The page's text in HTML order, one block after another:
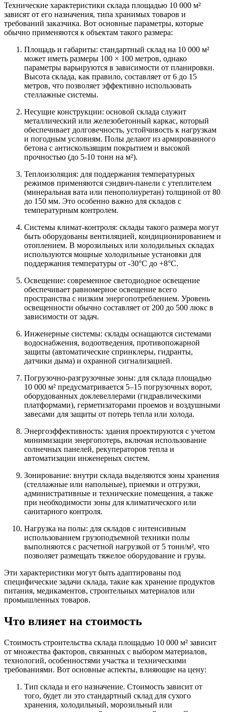
Технические характеристики склада площадью 10 000 м²
зависят от его назначения, типа хранимых товаров и
требований заказчика. Вот основные параметры, которые
обычно применяются к объектам такого размера:
Площадь и габариты: стандартный склад на 10 000 м²
может иметь размеры 100 × 100 метров, однако
параметры варьируются в зависимости от планировки.
Высота склада, как правило, составляет от 6 до 15
метров, что позволяет эффективно использовать
стеллажные системы.
Несущие конструкции: основой склада служит
металлический или железобетонный каркас, который
обеспечивает долговечность, устойчивость к нагрузкам
и погодным условиям. Полы делают из армированного
бетона с антискользящим покрытием и высокой
прочностью (до 5-10 тонн на м²).
Теплоизоляция: для поддержания температурных
режимов применяются сэндвич-панели с утеплителем
(минеральная вата или пенополиуретан) толщиной от 80
до 150 мм. Это особенно важно для складов с
температурным контролем.
Системы климат-контроля: склады такого размера могут
быть оборудованы вентиляцией, кондиционированием и
отоплением. В морозильных или холодильных складах
используются мощные холодильные установки для
поддержания температуры от -30°C до +8°C.
Освещение: современное светодиодное освещение
обеспечивает равномерное освещение всего
пространства с низким энергопотреблением. Уровень
освещенности обычно составляет от 200 до 500 люкс в
зависимости от задач.
Инженерные системы: склады оснащаются системами
водоснабжения, водоотведения, противопожарной
защиты (автоматические спринклеры, гидранты,
датчики дыма) и охранной сигнализацией.
Погрузочно-разгрузочные зоны: для склада площадью
10 000 м² предусматривается 5–15 погрузочных ворот,
оборудованных доклевеллерами (гидравлическими
платформами), герметизаторами проемов и воздушными
завесами для защиты от потерь тепла или холода.
Энергоэффективность: здания проектируются с учетом
минимизации энергопотерь, включая использование
солнечных панелей, рекуператоров тепла и
автоматизации инженерных систем.
Зонирование: внутри склада выделяются зоны хранения
(стеллажные или напольные), приемки и отгрузки,
административные и технические помещения, а также
при необходимости зоны для климатического или
санитарного контроля.
Нагрузка на полы: для складов с интенсивным
использованием грузоподъемной техники полы
выполняются с расчетной нагрузкой от 5 тонн/м², что
позволяет размещать тяжелое оборудование и грузы.
Эти характеристики могут быть адаптированы под
специфические задачи склада, такие как хранение продуктов
питания, медикаментов, строительных материалов или
промышленных товаров.
Что влияет на стоимость
Стоимость строительства склада площадью 10 000 м² зависит
от множества факторов, связанных с выбором материалов,
технологий, особенностями участка и техническими
требованиями. Вот основные аспекты, влияющие на цену:
Тип склада и его назначение. Стоимость зависит от
того, будет ли это стандартный склад для сухого
хранения, холодильный, морозильный или